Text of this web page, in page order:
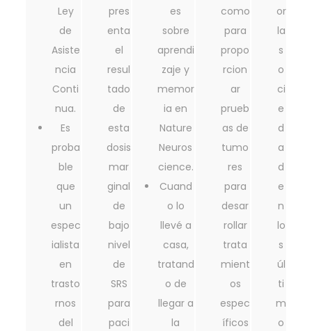
Ley
de
Asiste
ncia
Conti
nua.
Es
proba
ble
que
un
espec
ialista
en
trasto
rnos
del
pres
enta
el
resul
tado
de
esta
dosis
mar
ginal
de
bajo
nivel
de
SRS
para
paci
es
sobre
aprendi
zaje y
memor
ia en
Nature
Neuros
cience.
Cuand
o lo
llevé a
casa,
tratand
o de
llegar a
la
como
para
propo
rcion
ar
prueb
as de
tumo
res
para
desar
rollar
trata
mient
os
espec
íficos
or
la
s
o
ci
e
d
a
d
e
n
lo
s
úl
ti
m
o